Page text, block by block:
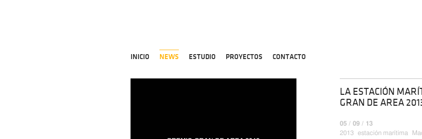
INICIO NEWS ESTUDIO PROYECTOS CONTACTO
LA ESTACIÓN
GRAN DE AREA
05 / 09 / 13
2013
estación marítima